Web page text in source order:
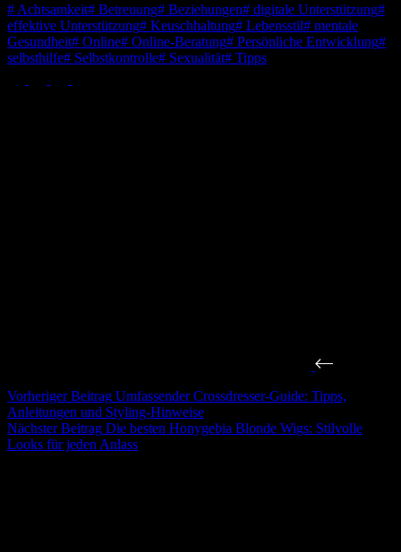
# Achtsamkeit# Betreuung# Beziehungen# digitale Unterstützung#
effektive Unterstützung# Keuschhaltung# Lebensstil# mentale
Gesundheit# Online# Online-Beratung# Persönliche Entwicklung#
selbsthilfe# Selbstkontrolle# Sexualität# Tipps
VorherigerBeitrag Umfassender Crossdresser-Guide: Tipps,
Anleitungen und Styling-Hinweise
NächsterBeitrag Die besten Honygebia Blonde Wigs: Stilvolle
Looks für jeden Anlass